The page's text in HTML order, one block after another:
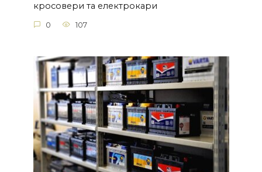
кросовери та електрокари
0 107